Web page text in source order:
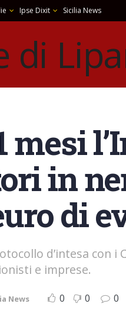
Ipse Dixit Sicilia News
mesi
in
di
d’intesa con
e imprese.
News 0 0 0